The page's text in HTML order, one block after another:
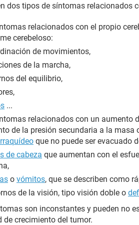
dos tipos de síntomas relacionados
relacionados con el propio
cerebeloso:
de movimientos,
de la marcha,
del equilibrio,
...
relacionados con un aumento
de la presión secundaria a la masa
que no puede ser evacuado
de cabeza que aumentan con el
o vómitos, que se describen como
de la visión, tipo visión doble o
son inconstantes y pueden no
de crecimiento del tumor.